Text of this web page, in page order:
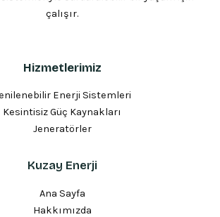
çalışır.
Hizmetlerimiz
Enerji Sistemleri
Kesintisiz Güç Kaynakları
Jeneratörler
Kuzay Enerji
Ana Sayfa
Hakkımızda